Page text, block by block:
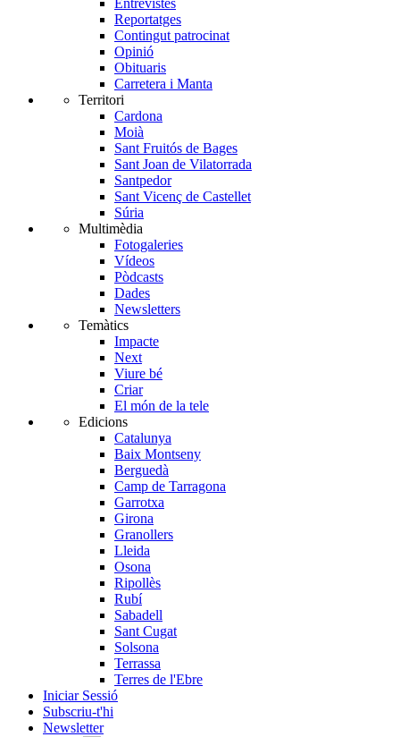
Entrevistes
Reportatges
Contingut patrocinat
Opinió
Obituaris
Carretera i Manta
Territori
Cardona
Moià
Sant Fruitós de Bages
Sant Joan de Vilatorrada
Santpedor
Sant Vicenç de Castellet
Súria
Multimèdia
Fotogaleries
Vídeos
Pòdcasts
Dades
Newsletters
Temàtics
Impacte
Next
Viure bé
Criar
El món de la tele
Edicions
Catalunya
Baix Montseny
Berguedà
Camp de Tarragona
Garrotxa
Girona
Granollers
Lleida
Osona
Ripollès
Rubí
Sabadell
Sant Cugat
Solsona
Terrassa
Terres de l'Ebre
Iniciar Sessió
Subscriu-t'hi
Newsletter